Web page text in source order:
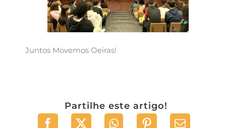
Juntos Movemos Oeiras!
Partilhe este artigo!